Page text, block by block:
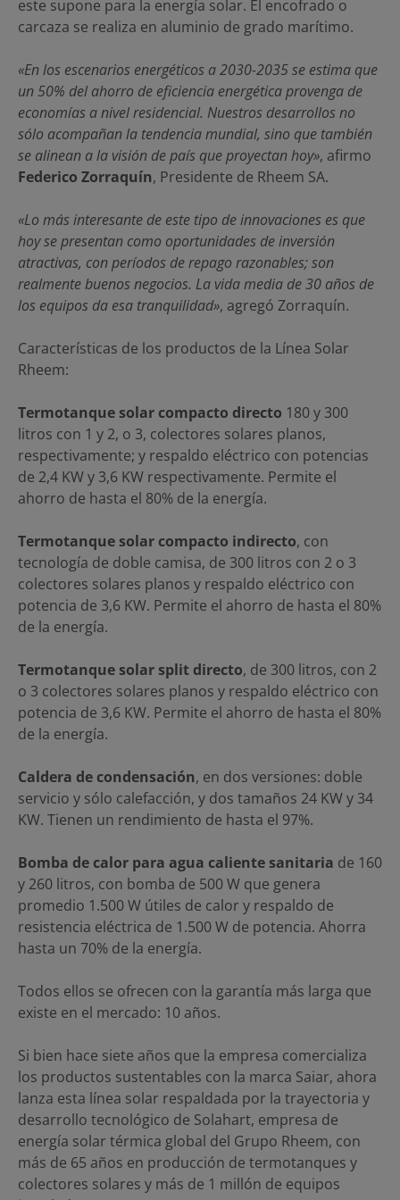
este supone para la energía solar. El encofrado o
carcaza se realiza en aluminio de grado marítimo.
«En los escenarios energéticos a 2030-2035 se estima que
un 50% del ahorro de eficiencia energética provenga de
economías a nivel residencial. Nuestros desarrollos no
sólo acompañan la tendencia mundial, sino que también
se alinean a la visión de país que proyectan hoy», afirmo
Federico Zorraquín, Presidente de Rheem SA.
«Lo más interesante de este tipo de innovaciones es que
hoy se presentan como oportunidades de inversión
atractivas, con períodos de repago razonables; son
realmente buenos negocios. La vida media de 30 años de
los equipos da esa tranquilidad», agregó Zorraquín.
Características de los productos de la Línea Solar
Rheem:
Termotanque solar compacto directo 180 y 300
litros con 1 y 2, o 3, colectores solares planos,
respectivamente; y respaldo eléctrico con potencias
de 2,4 KW y 3,6 KW respectivamente. Permite el
ahorro de hasta el 80% de la energía.
Termotanque solar compacto indirecto, con
tecnología de doble camisa, de 300 litros con 2 o 3
colectores solares planos y respaldo eléctrico con
potencia de 3,6 KW. Permite el ahorro de hasta el 80%
de la energía.
Termotanque solar split directo, de 300 litros, con 2
o 3 colectores solares planos y respaldo eléctrico con
potencia de 3,6 KW. Permite el ahorro de hasta el 80%
de la energía.
Caldera de condensación, en dos versiones: doble
servicio y sólo calefacción, y dos tamaños 24 KW y 34
KW. Tienen un rendimiento de hasta el 97%.
Bomba de calor para agua caliente sanitaria de 160
y 260 litros, con bomba de 500 W que genera
promedio 1.500 W útiles de calor y respaldo de
resistencia eléctrica de 1.500 W de potencia. Ahorra
hasta un 70% de la energía.
Todos ellos se ofrecen con la garantía más larga que
existe en el mercado: 10 años.
Si bien hace siete años que la empresa comercializa
los productos sustentables con la marca Saiar, ahora
lanza esta línea solar respaldada por la trayectoria y
desarrollo tecnológico de Solahart, empresa de
energía solar térmica global del Grupo Rheem, con
más de 65 años en producción de termotanques y
colectores solares y más de 1 millón de equipos